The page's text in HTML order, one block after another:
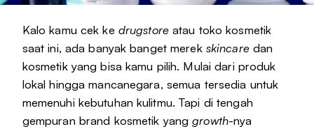
Kalo kamu cek ke drugstore atau toko kosmetik
saat ini, ada banyak banget merek skincare dan
kosmetik yang bisa kamu pilih. Mulai dari produk
lokal hingga mancanegara, semua tersedia untuk
memenuhi kebutuhan kulitmu. Tapi di tengah
gempuran brand kosmetik yanggrowth-nya